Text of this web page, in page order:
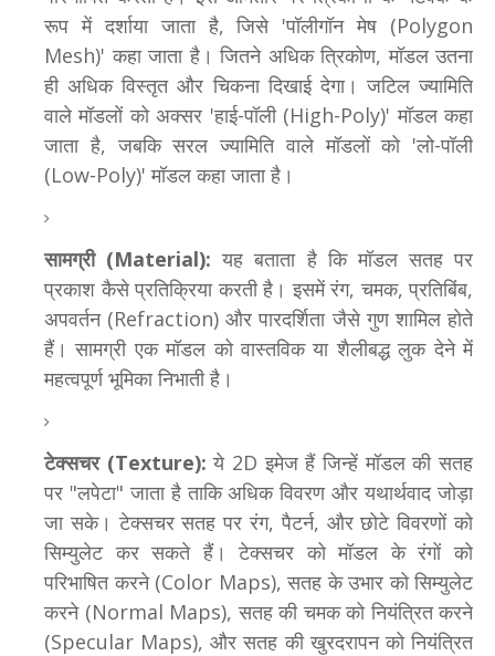
रूप में दर्शाया जाता है, जिसे 'पॉलीगॉन मेष (Polygon
Mesh)' कहा जाता है। जितने अधिक त्रिकोण, मॉडल उतना
ही अधिक विस्तृत और चिकना दिखाई देगा। जटिल ज्यामिति
वाले मॉडलों को अक्सर 'हाई-पॉली (High-Poly)' मॉडल कहा
जाता है, जबकि सरल ज्यामिति वाले मॉडलों को 'लो-पॉली
(Low-Poly)' मॉडल कहा जाता है।
सामग्री (Material): यह बताता है कि मॉडल सतह पर
प्रकाश कैसे प्रतिक्रिया करती है। इसमें रंग, चमक, प्रतिबिंब,
अपवर्तन (Refraction) और पारदर्शिता जैसे गुण शामिल होते
हैं। सामग्री एक मॉडल को वास्तविक या शैलीबद्ध लुक देने में
महत्वपूर्ण भूमिका निभाती है।
टेक्सचर (Texture): ये 2D इमेज हैं जिन्हें मॉडल की सतह
पर "लपेटा" जाता है ताकि अधिक विवरण और यथार्थवाद जोड़ा
जा सके। टेक्सचर सतह पर रंग, पैटर्न, और छोटे विवरणों को
सिम्युलेट कर सकते हैं। टेक्सचर को मॉडल के रंगों को
परिभाषित करने (Color Maps), सतह के उभार को सिम्युलेट
करने (Normal Maps), सतह की चमक को नियंत्रित करने
(Specular Maps), और सतह की खुरदरापन को नियंत्रित